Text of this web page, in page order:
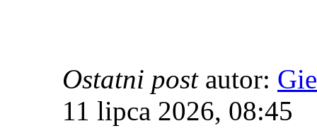
Ostatni postautor: Gie
11 lipca 2026, 08:45